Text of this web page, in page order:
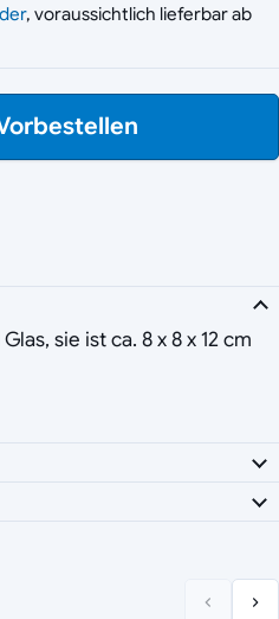
, voraussichtlich lieferbar ab
sie ist ca. 8 x 8 x 12 cm